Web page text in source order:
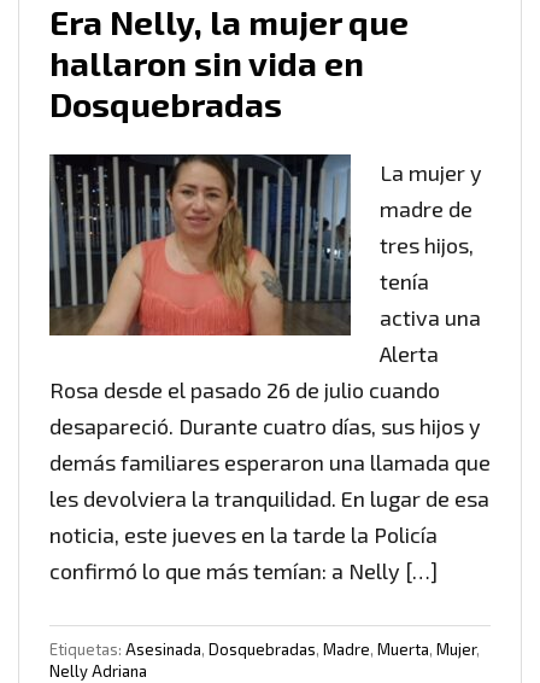
Era Nelly, la mujer que
hallaron sin vida en
Dosquebradas
La mujer y
madre de
tres hijos,
tenía
activa una
Alerta
Rosa desde el pasado 26 de julio cuando
desapareció. Durante cuatro días, sus hijos y
demás familiares esperaron una llamada que
les devolviera la tranquilidad. En lugar de esa
noticia, este jueves en la tarde la Policía
confirmó lo que más temían: a Nelly […]
Etiquetas: Asesinada, Dosquebradas, Madre, Muerta, Mujer,
Nelly Adriana